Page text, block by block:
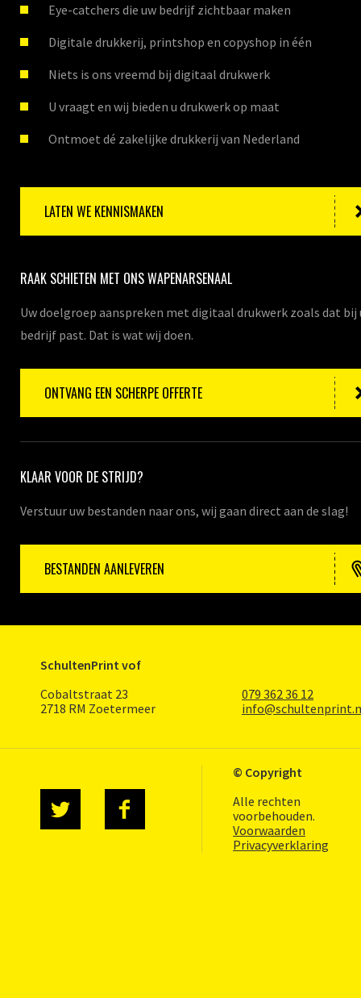
Eye-catchers die uw bedrijf zichtbaar maken
Digitale drukkerij, printshop en copyshop in één
Niets is ons vreemd bij digitaal drukwerk
U vraagt en wij bieden u drukwerk op maat
Ontmoet dé zakelijke drukkerij van Nederland
LATEN WE KENNISMAKEN
RAAK SCHIETEN MET ONS WAPENARSENAAL
Uw doelgroep aanspreken met digitaal drukwerk zoals dat bij
bedrijf past. Dat is wat wij doen.
ONTVANG EEN SCHERPE OFFERTE
KLAAR VOOR DE STRIJD?
Verstuur uw bestanden naar ons, wij gaan direct aan de slag!
BESTANDEN AANLEVEREN
SchultenPrint vof
Cobaltstraat 23
2718 RM Zoetermeer
079 362 36 12
© Copyright
Alle rechten
voorbehouden.
Voorwaarden
Privacyverklaring